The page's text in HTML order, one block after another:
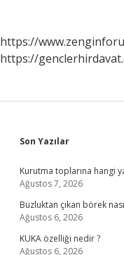
https://
https://
Sidebar
Son Yazılar
Kurutma toplarına hangi
Ağustos 7, 2026
Buzluktan çıkan börek
Ağustos 6, 2026
KUKA özelliği nedir ?
Ağustos 6, 2026